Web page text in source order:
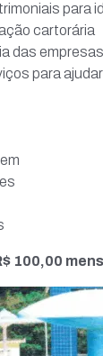
para
cartorária
das
para
100,00